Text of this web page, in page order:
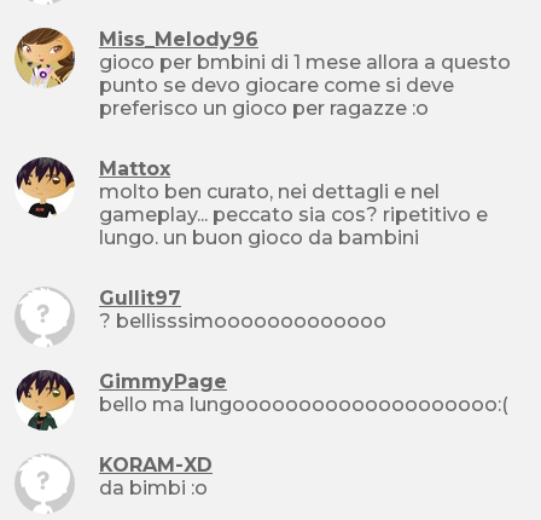
Miss_Melody96
gioco per bmbini di 1 mese allora a questo
punto se devo giocare come si deve
preferisco un gioco per ragazze :o
Mattox
molto ben curato, nei dettagli e nel
gameplay... peccato sia cos? ripetitivo e
lungo. un buon gioco da bambini
Gullit97
? bellisssimooooooooooooo
GimmyPage
bello ma lungoooooooooooooooooooo:(
KORAM-XD
da bimbi :o